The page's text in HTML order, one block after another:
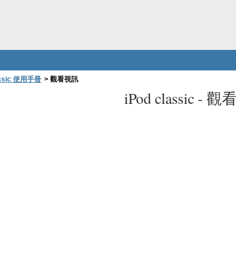
使用手冊 > 觀看視訊
iPod classic - 觀